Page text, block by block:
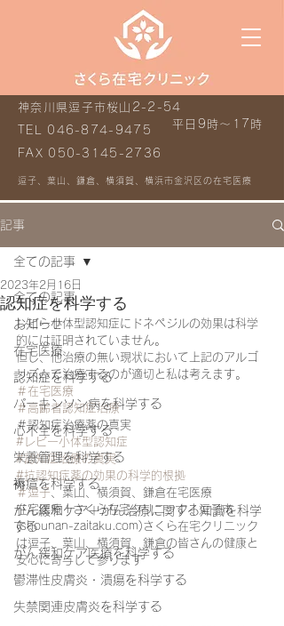
平日9時～17時
神奈川県逗子市桜山2-2-54
TEL 046-874-9475
FAX 050-3145-2736
逗子、葉山、鎌倉、横須賀、横浜市金沢区の在宅医療
記事
全ての記事
お知らせ
在宅医療
認知症を科学する
パーキンソン病を科学する
心不全を科学する
栄養管理を科学する
褥瘡を科学する
がん緩和ケア＋がん治療に関する知識を科学
する
がん緩和ケア医療を科学する
鬱滞性皮膚炎・潰瘍を科学する
失禁関連皮膚炎を科学する
全ての記事
認知症を科学する
2023年2月16日
レビー小体型認知症にドネペジルの効果は科学
的には証明されていません。
但し、他治療の無い現状において上記のアルゴ
リズムで治療するのが適切と私は考えます。
＃在宅医療
＃高齢者認知症治療
＃認知症治療薬の真実
#レビー小体型認知症
#認知症治療の真実
#抗認知症薬の効果の科学的根拠
＃逗子 、葉山、横須賀、鎌倉在宅医療
在宅医療 | さくら在宅クリニック | 逗子市
(shounan-zaitaku.com)さくら在宅クリニック
は逗子、葉山、横須賀、鎌倉の皆さんの健康と
安心に寄与して参ります